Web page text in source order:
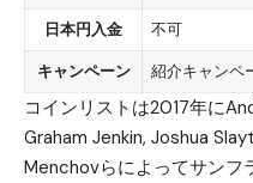
日本円入金 不可
キャンペーン 紹介キャンペ
コインリストは2017年に
Graham Jenkin, Joshua
Menchovらによってサンフ